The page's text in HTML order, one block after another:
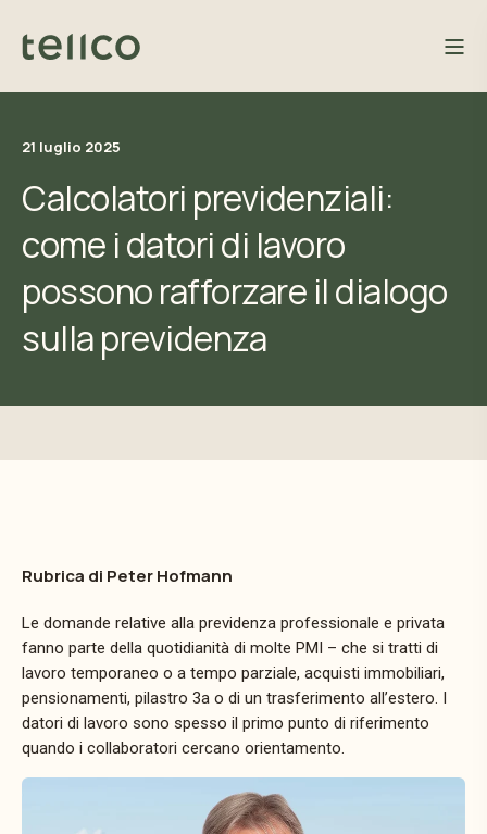
21 luglio 2025
Calcolatori previdenziali:
come i datori di lavoro
possono rafforzare il dialogo
sulla previdenza
Rubrica di Peter Hofmann
Le domande relative alla previdenza professionale e privata
fanno parte della quotidianità di molte PMI – che si tratti di
lavoro temporaneo o a tempo parziale, acquisti immobiliari,
pensionamenti, pilastro 3a o di un trasferimento all’estero. I
datori di lavoro sono spesso il primo punto di riferimento
quando i collaboratori cercano orientamento.